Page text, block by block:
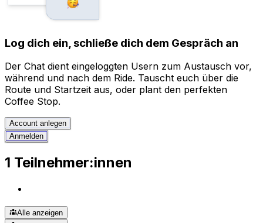
Log dich ein, schließe dich dem Gespräch an
Der Chat dient eingeloggten Usern zum Austausch vor,
während und nach dem Ride. Tauscht euch über die
Route und Startzeit aus, oder plant den perfekten
Coffee Stop.
Account anlegen
Anmelden
1 Teilnehmer:innen
Alle anzeigen